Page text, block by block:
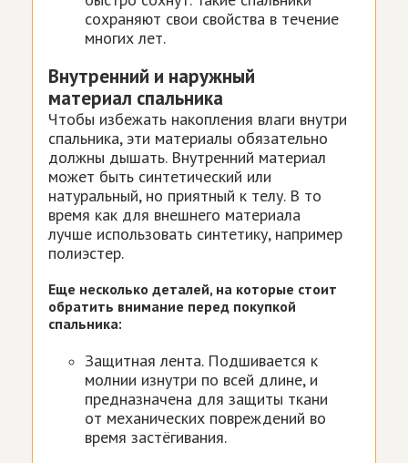
сохраняют свои свойства в течение
многих лет.
Внутренний и наружный
материал спальника
Чтобы избежать накопления влаги внутри
спальника, эти материалы обязательно
должны дышать. Внутренний материал
может быть синтетический или
натуральный, но приятный к телу. В то
время как для внешнего материала
лучше использовать синтетику, например
полиэстер.
Еще несколько деталей, на которые стоит
обратить внимание перед покупкой
спальника:
Защитная лента. Подшивается к
молнии изнутри по всей длине, и
предназначена для защиты ткани
от механических повреждений во
время застёгивания.